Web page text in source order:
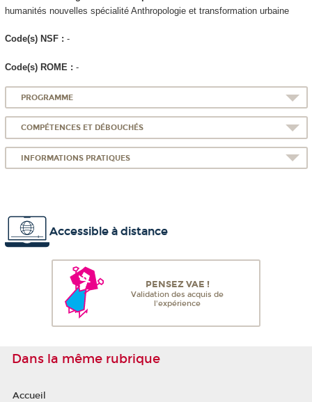
humanités nouvelles spécialité Anthropologie et transformation urbaine
Code(s) NSF : -
Code(s) ROME : -
PROGRAMME
COMPÉTENCES ET DÉBOUCHÉS
INFORMATIONS PRATIQUES
Accessible à distance
PENSEZ VAE !
Validation des acquis de
l'expérience
Dans la même rubrique
Accueil